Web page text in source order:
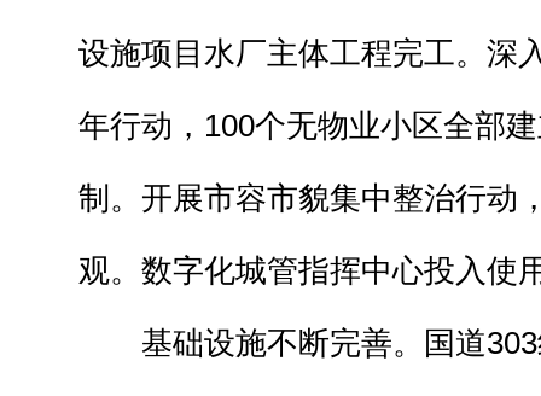
设施项目水厂主体工程完工。深
年行动，100个无物业小区全部
制。开展市容市貌集中整治行动
观。数字化城管指挥中心投入使
基础设施不断完善。国道303